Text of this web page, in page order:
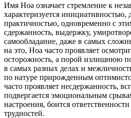
Имя Ноа означает стремление к
характеризуется инициативностью,
практичностью, одновременно с
сдержанность, выдержку,
самообладание, даже в самых
на это, Ноа часто проявляет
осторожность, а порой излишнюю
в самых разных делах и
по натуре прирожденным
часто проявляет несдержанность,
подвергается эмоциональным
настроения, боится ответственности
трудностей.